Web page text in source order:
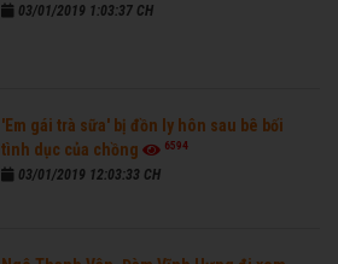
03/01/2019 1:03:37 CH
'Em gái trà sữa' bị đồn ly hôn sau bê bối
tình dục của chồng
6594
03/01/2019 12:03:33 CH